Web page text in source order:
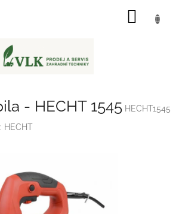
- HECHT 1545 HECHT1545
HECHT